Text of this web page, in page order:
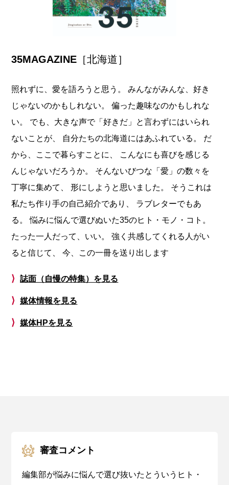
35MAGAZINE ［北海道］
照れずに、愛を語ろうと思う。 みんながみんな、好き
じゃないのかもしれない。 偏った趣味なのかもしれな
い。 でも、大きな声で「好きだ」と言わずにはいられ
ないことが、 自分たちの北海道にはあふれている。 だ
から、ここで暮らすことに、 こんなにも喜びを感じる
んじゃないだろうか。 そんないびつな「愛」の数々を
丁寧に集めて、 形にしようと思いました。 そうこれは
私たち作り手の自己紹介であり、 ラブレターでもあ
る。 悩みに悩んで選びぬいた35のヒト・モノ・コト。
たった一人だって、いい。 強く共感してくれる人がい
ると信じて、 今、この一冊を送り出します
⟩ 誌面（自慢の特集）を見る
⟩ 媒体情報を見る
⟩ 媒体HPを見る
審査コメント
編集部が悩みに悩んで選び抜いたとういうヒト・